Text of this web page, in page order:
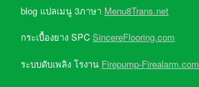
blog แปลเมนู 3ภาษา Menu8Trans.net
กระเบื้องยาง SPC SincereFlooring.com
ระบบดับเพลิง โรงาน Firepump-Firealarm.com